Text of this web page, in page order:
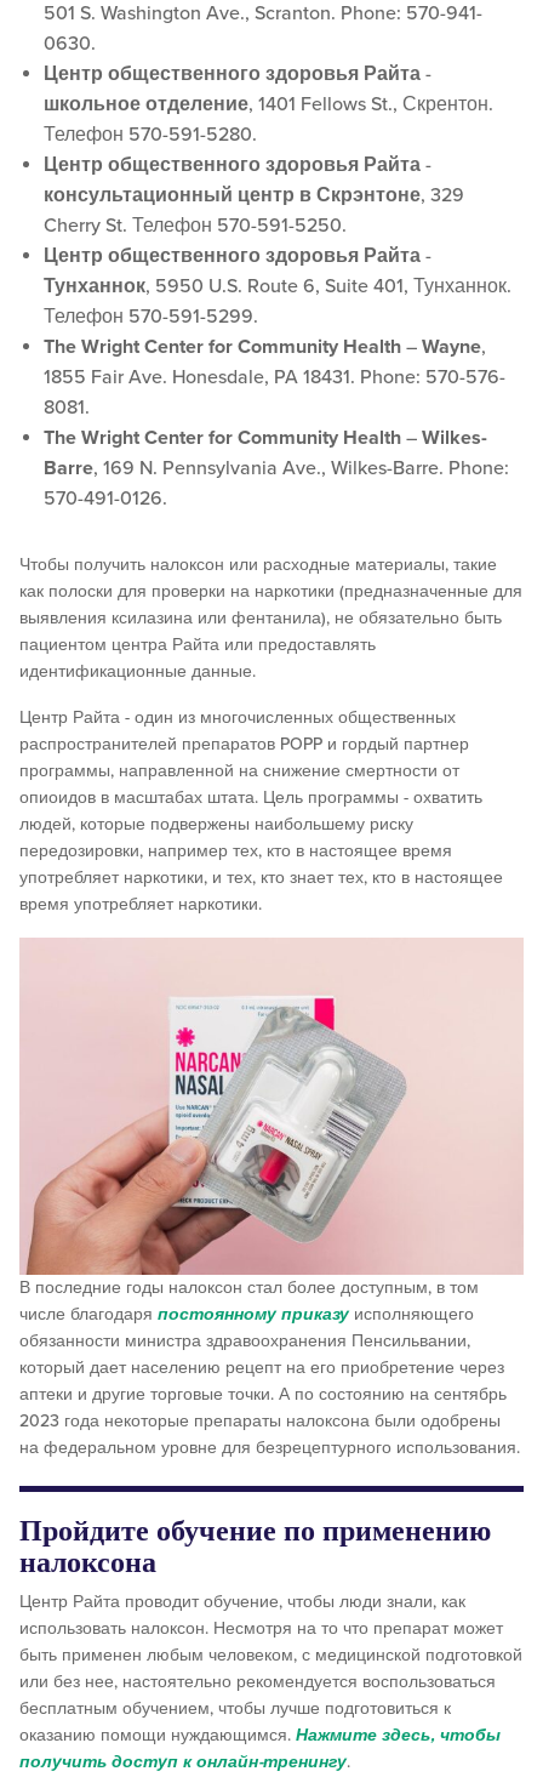
501 S. Washington Ave., Scranton. Phone: 570-941-
0630.
Центр общественного здоровья Райта -
школьное отделение, 1401 Fellows St., Скрентон.
Телефон 570-591-5280.
Центр общественного здоровья Райта -
консультационный центр в Скрэнтоне, 329
Cherry St. Телефон 570-591-5250.
Центр общественного здоровья Райта -
Тунханнок, 5950 U.S. Route 6, Suite 401, Тунханнок.
Телефон 570-591-5299.
The Wright Center for Community Health – Wayne,
1855 Fair Ave. Honesdale, PA 18431. Phone: 570-576-
8081.
The Wright Center for Community Health – Wilkes-
Barre, 169 N. Pennsylvania Ave., Wilkes-Barre. Phone:
570-491-0126.
Чтобы получить налоксон или расходные материалы, такие
как полоски для проверки на наркотики (предназначенные для
выявления ксилазина или фентанила), не обязательно быть
пациентом центра Райта или предоставлять
идентификационные данные.
Центр Райта - один из многочисленных общественных
распространителей препаратов POPP и гордый партнер
программы, направленной на снижение смертности от
опиоидов в масштабах штата. Цель программы - охватить
людей, которые подвержены наибольшему риску
передозировки, например тех, кто в настоящее время
употребляет наркотики, и тех, кто знает тех, кто в настоящее
время употребляет наркотики.
В последние годы налоксон стал более доступным, в том
числе благодаря постоянному приказуисполняющего
обязанности министра здравоохранения Пенсильвании,
который дает населению рецепт на его приобретение через
аптеки и другие торговые точки. А по состоянию на сентябрь
2023 года некоторые препараты налоксона были одобрены
на федеральном уровне для безрецептурного использования.
Пройдите обучение по применению
налоксона
Центр Райта проводит обучение, чтобы люди знали, как
использовать налоксон. Несмотря на то что препарат может
быть применен любым человеком, с медицинской подготовкой
или без нее, настоятельно рекомендуется воспользоваться
бесплатным обучением, чтобы лучше подготовиться к
оказанию помощи нуждающимся. Нажмите здесь, чтобы
получить доступ к онлайн-тренингу.